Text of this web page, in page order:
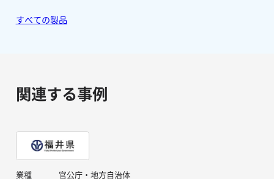
すべての製品
関連する事例
業種
官公庁・地方自治体